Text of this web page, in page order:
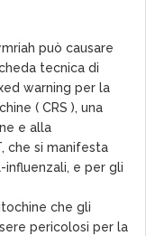
può causare
tecnica di
warning per la
( CRS ), una
e alla
che si manifesta
e per gli
che gli
pericolosi per la